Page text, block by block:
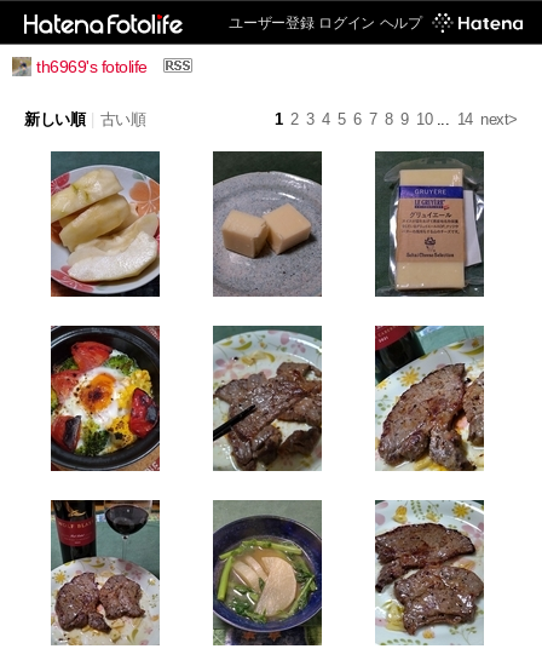
ユーザー登録 ログイン ヘルプ
th6969's fotolife
1 2 3 4 5 6 7 8 9 10... 14 next>
新しい順 古い順